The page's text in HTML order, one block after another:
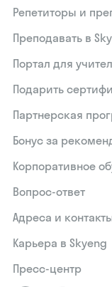
Репетиторы и
Преподавать в
Портал для
Подарить
Партнерская
Бонус за
Корпоративное
Вопрос-ответ
Адреса и
Карьера в Skyeng
Пресс-центр